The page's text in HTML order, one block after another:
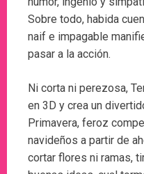
Sobre todo, habida
naif e impagable
pasar a la acción.
Ni corta ni perezosa,
en 3D y crea un
Primavera, feroz
navideños a partir de
cortar flores ni ramas,